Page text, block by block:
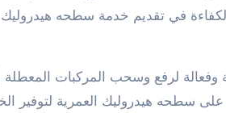
في تقديم خدمة سطحه
وفعالة لرفع وسحب المركبات
على سطحه هيدروليك العمرية لتوفير